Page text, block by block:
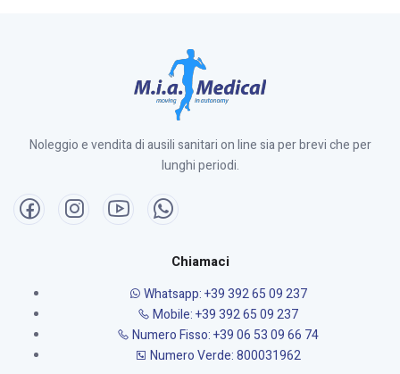
Noleggio e vendita di ausili sanitari on line sia per brevi che per
lunghi periodi.
Chiamaci
Whatsapp: +39 392 65 09 237
Mobile: +39 392 65 09 237
Numero Fisso: +39 06 53 09 66 74
Numero Verde: 800031962